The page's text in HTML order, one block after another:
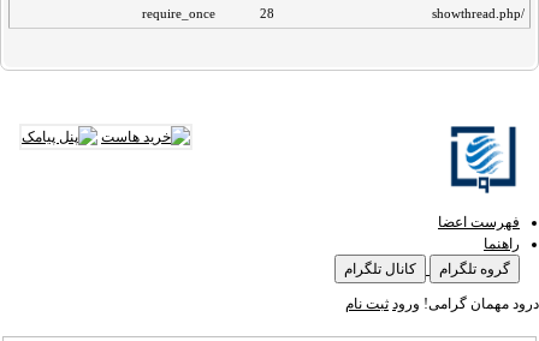
/showthread.php
28
require_once
فهرست اعضا
راهنما
گروه تلگرام
کانال تلگرام
درود مهمان گرامی! ورود ثبت نام